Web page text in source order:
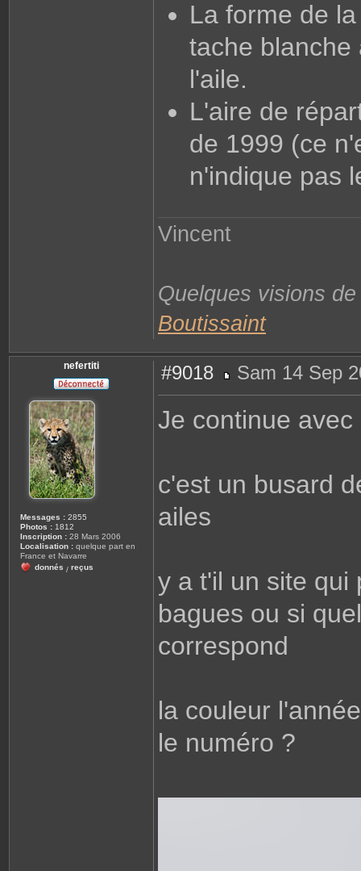
La forme de
tache blanche
l'aile.
L'aire de
de 1999 (ce
n'indique pas
Vincent
Quelques visions
Boutissaint
nefertiti
Messages : 2855
Photos : 1812
Inscription : 28 Mars 2006
Localisation : quelque part en
France et Navarre
donnés / reçus
#9018
e
Sam 14 Sep
Je continue
c'est un busard
ailes
y a t'il un site qui
bagues ou si
correspond
la couleur
le numéro ?